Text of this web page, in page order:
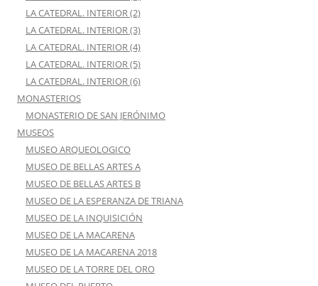
LA CATEDRAL. INTERIOR (2)
LA CATEDRAL. INTERIOR (3)
LA CATEDRAL. INTERIOR (4)
LA CATEDRAL. INTERIOR (5)
LA CATEDRAL. INTERIOR (6)
MONASTERIOS
MONASTERIO DE SAN JERÓNIMO
MUSEOS
MUSEO ARQUEOLOGICO
MUSEO DE BELLAS ARTES A
MUSEO DE BELLAS ARTES B
MUSEO DE LA ESPERANZA DE TRIANA
MUSEO DE LA INQUISICIÓN
MUSEO DE LA MACARENA
MUSEO DE LA MACARENA 2018
MUSEO DE LA TORRE DEL ORO